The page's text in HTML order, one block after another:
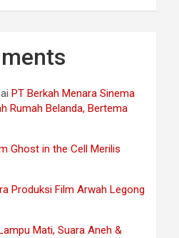
PT Berkah Menara Sinema
Rumah Belanda, Bertema
Ghost in the Cell Merilis
Produksi Film Arwah Legong
Lampu Mati, Suara Aneh &